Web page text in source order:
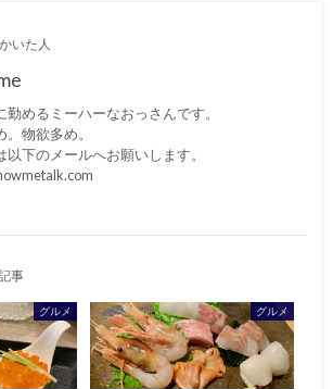
いた人
勤めるミーハーなおっさんです。
。物欲多め。
以下のメールへお願いします。
事
グルメ グルメ